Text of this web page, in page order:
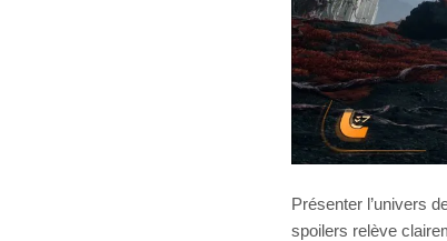
Présenter l’univers
spoilers relève